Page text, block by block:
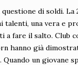
di soldi. La
talenti, una vera e
a fare il salto. Club
hanno già
un giovane